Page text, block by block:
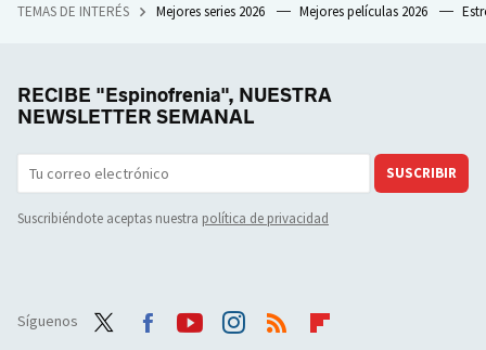
TEMAS DE INTERÉS Mejores series 2026 Mejores películas 2026
RECIBE "Espinofrenia", NUESTRA
NEWSLETTER SEMANAL
SUSCRIBIR
Suscribiéndote aceptas nuestra política de privacidad
Síguenos